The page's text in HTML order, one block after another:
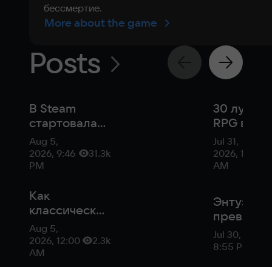
бессмертие.
More about the game
Posts
В Steam
стартовала
бесплатная
раздача игры
Aug 5,
2026, 9:46
PM
31.3k
Как
классические
RPG
перестали
быть лицом
Aug 5,
2026, 12:00
AM
2.3k
30
RPG в
году
Jul 31,
2026, 11:04
AM
2077 в
Jul 30, 2026,
8:55 PM